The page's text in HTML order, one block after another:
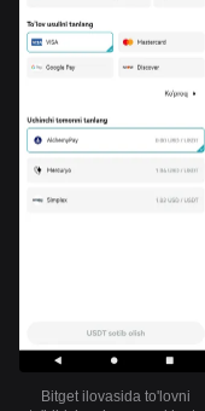
Bitget ilovasida to'lovni